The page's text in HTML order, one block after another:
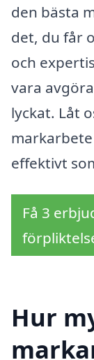
den bästa
det, du får
och
vara
lyckat. Låt
effektivt
Få 3
Hur